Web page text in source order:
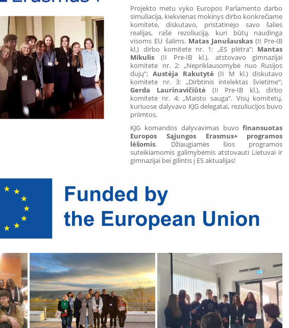
Projekto metu vyko Europos Parlamento darbo
simuliacija, kiekvienas mokinys dirbo konkrečiame
komitete, diskutavo, pristatinėjo savo šalies
realijas, rašė rezoliuciją, kuri būtų naudinga
visoms EU šalims. Matas Janušauskas(II Pre-IB
kl.) dirbo komitete nr. 1: „ES plėtra“; Mantas
Mikulis (II Pre-IB kl.), atstovavo gimnazijai
komitete nr. 2: „Nepriklausomybė nuo Rusijos
dujų“; Austėja Rakutytė (II M kl.) diskutavo
komitete nr. 3: „Dirbtinis intelektas švietime“;
Gerda Laurinavičiūtė (II Pre-IB kl.), dirbo
komitete nr. 4: „Maisto sauga“. Visų komitetų,
kuriuose dalyvavo KJG delegatai, rezuliucijos buvo
priimtos.
KJG komandos dalyvavimas buvofinansuotas
Europos Sąjungos
Erasmus+ programos
lėšomis. Džiaugiamės šios programos
suteikiamomis galimybėmis atstovauti Lietuvai ir
gimnazijai bei gilintis į ES aktualijas!